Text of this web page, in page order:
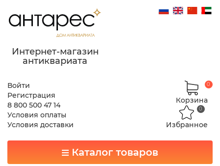
Интернет-магазин
антиквариата
Войти
Регистрация
8 800 500 47 14
Условия оплаты
Условия доставки
Корзина
0
Избранное
0
Каталог товаров